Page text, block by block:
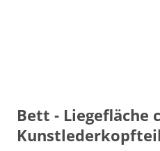
Bett - Liegefläche